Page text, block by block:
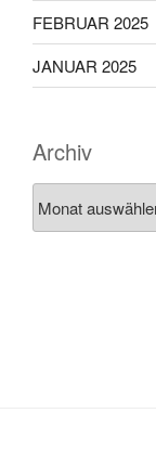
FEBRUAR 2025
JANUAR 2025
Archiv